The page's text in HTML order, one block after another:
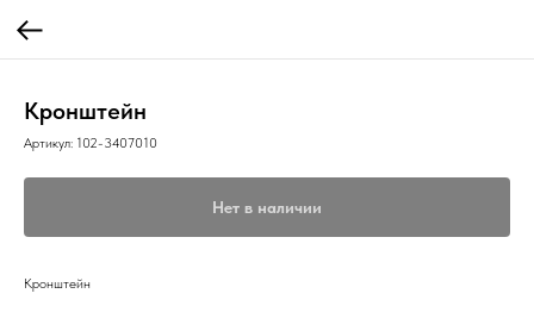
Кронштейн
Артикул: 102-3407010
Нет в наличии
Кронштейн